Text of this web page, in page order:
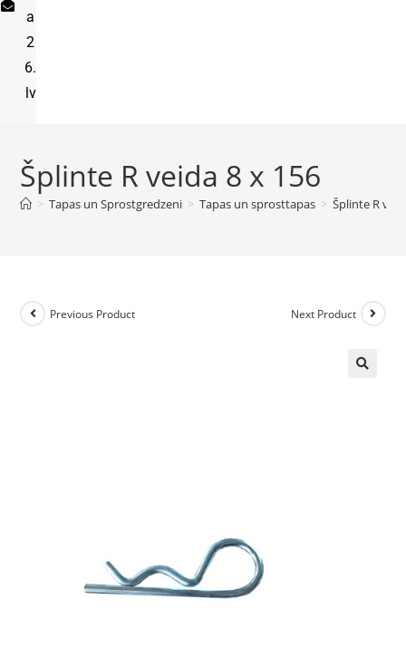
a
2
6.
lv
Šplinte R veida 8 x 156
> Tapas un Sprostgredzeni > Tapas un sprosttapas > Šplinte R
Previous Product Next Product